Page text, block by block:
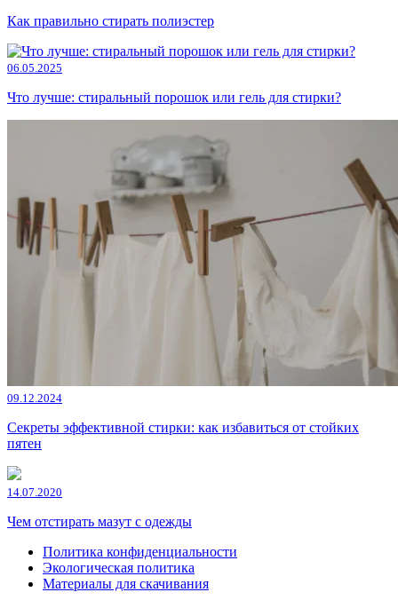
Как правильно стирать полиэстер
06.05.2025
Что лучше: стиральный порошок или гель для стирки?
09.12.2024
Секреты эффективной стирки: как избавиться от стойких
пятен
14.07.2020
Чем отстирать мазут с одежды
Политика конфиденциальности
Экологическая политика
Материалы для скачивания